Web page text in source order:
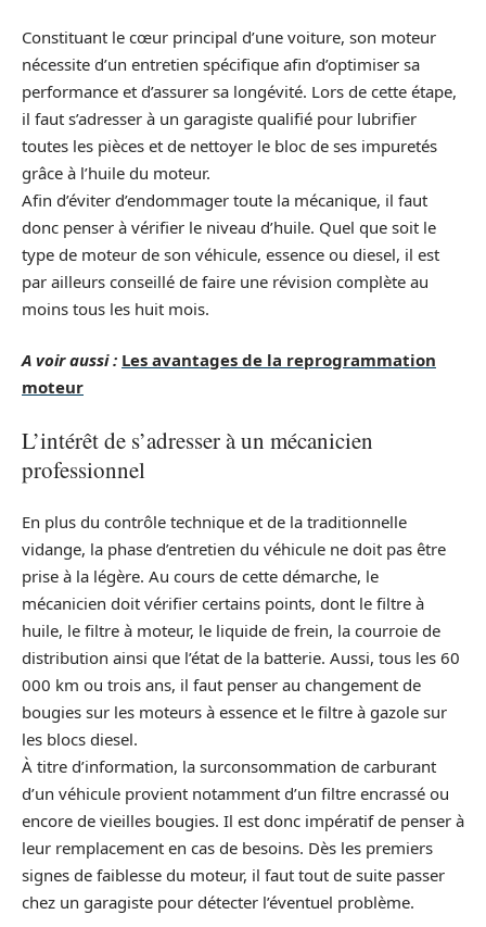
Constituant le cœur principal d’une voiture, son moteur
nécessite d’un entretien spécifique afin d’optimiser sa
performance et d’assurer sa longévité. Lors de cette étape,
il faut s’adresser à un garagiste qualifié pour lubrifier
toutes les pièces et de nettoyer le bloc de ses impuretés
grâce à l’huile du moteur.
Afin d’éviter d’endommager toute la mécanique, il faut
donc penser à vérifier le niveau d’huile. Quel que soit le
type de moteur de son véhicule, essence ou diesel, il est
par ailleurs conseillé de faire une révision complète au
moins tous les huit mois.
A voir aussi : Les avantages de la reprogrammation
moteur
L’intérêt de s’adresser à un mécanicien
professionnel
En plus du contrôle technique et de la traditionnelle
vidange, la phase d’entretien du véhicule ne doit pas être
prise à la légère. Au cours de cette démarche, le
mécanicien doit vérifier certains points, dont le filtre à
huile, le filtre à moteur, le liquide de frein, la courroie de
distribution ainsi que l’état de la batterie. Aussi, tous les 60
000 km ou trois ans, il faut penser au changement de
bougies sur les moteurs à essence et le filtre à gazole sur
les blocs diesel.
À titre d’information, la surconsommation de carburant
d’un véhicule provient notamment d’un filtre encrassé ou
encore de vieilles bougies. Il est donc impératif de penser à
leur remplacement en cas de besoins. Dès les premiers
signes de faiblesse du moteur, il faut tout de suite passer
chez un garagiste pour détecter l’éventuel problème.